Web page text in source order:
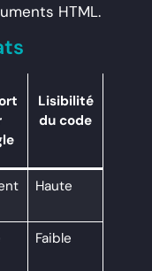
HTML.
Lisibilité
du code
Haute
Faible